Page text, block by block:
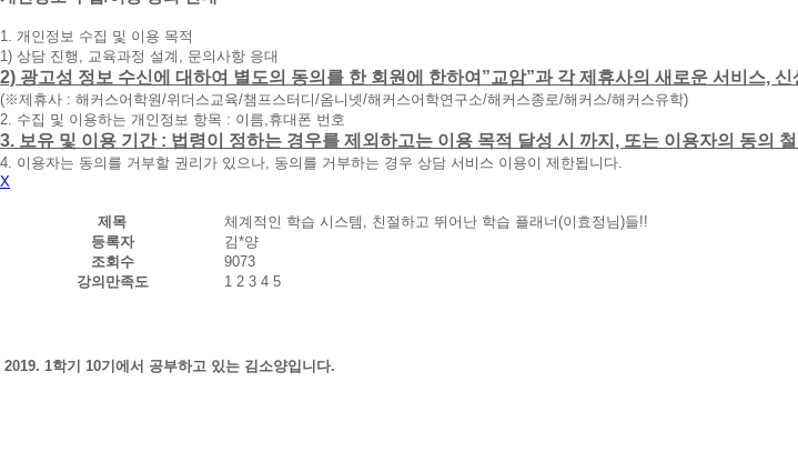
휴
대
폰
번
호
를
입
력
에
1. 개인정보 수집 및 이용 목적
1) 상담 진행, 교육과정 설계, 문의사항 응대
2) 광고성 정보 수신에 대하여 별도의 동의를 한 회원에 한하여”교암”과 각 제휴사의 새로운 서비스,
(※제휴사 : 해커스어학원/위더스교육/챔프스터디/옴니넷/해커스어학연구소/해커스종로/해커스/해커스유학)
2. 수집 및 이용하는 개인정보 항목 : 이름,휴대폰 번호
3. 보유 및 이용 기간 : 법령이 정하는 경우를 제외하고는 이용 목적 달성 시 까지, 또는 이용자의 동의
4. 이용자는 동의를 거부할 권리가 있으나, 동의를 거부하는 경우 상담 서비스 이용이 제한됩니다.
X
제목
체계적인 학습 시스템, 친절하고 뛰어난 학습 플래너(이효정님)들!!
등록자
김*양
조회수
9073
강의만족도
1 2 3 4 5
2019. 1학기 10기에서 공부하고 있는 김소양입니다.